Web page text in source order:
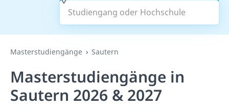
Suchen
Masterstudiengänge Sautern
Masterstudiengänge in
Sautern 2026 & 2027